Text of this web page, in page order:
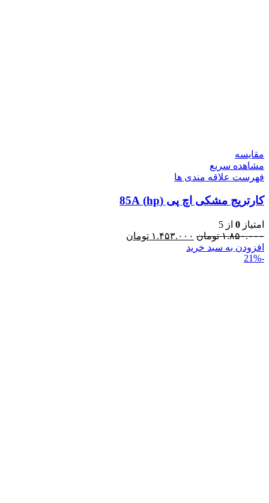
مقایسه
مشاهده سریع
فهرست علاقه مندی ها
کارتریج مشکی اچ پی (hp) 85A
امتیاز 0 از 5
۱.۸۵۰.۰۰۰ تومان ۱.۴۵۳.۰۰۰ تومان
افزودن به سبد خرید
-21%